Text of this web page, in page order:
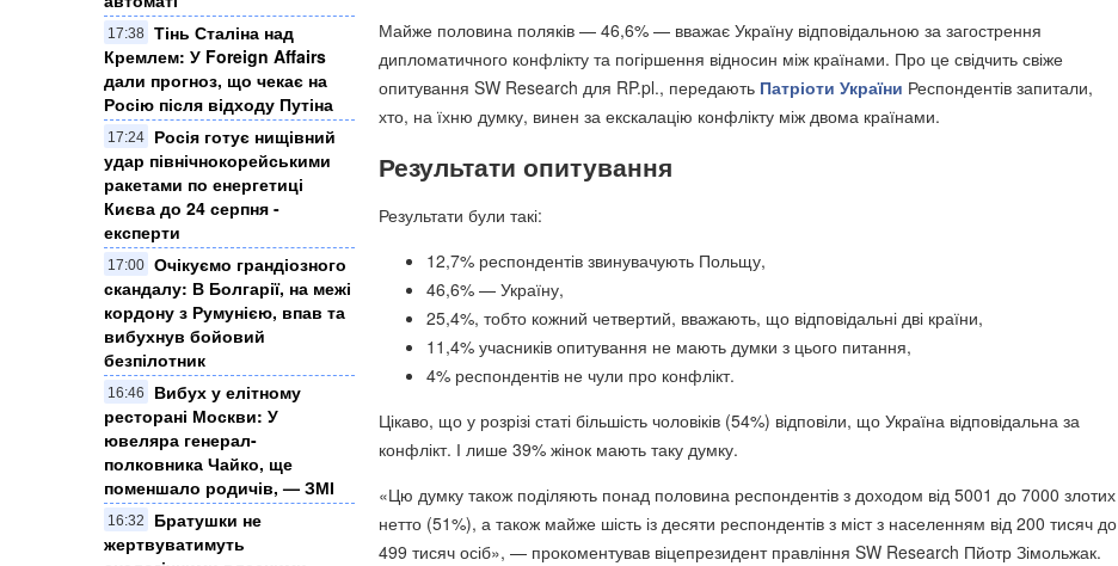
17:38 Тінь Сталіна над
Кремлем: У Foreign Affairs
дали прогноз, що чекає на
Росію після відходу Путіна
17:24
Росія готує нищівний
удар північнокорейськими
ракетами по енергетиці
Києва до 24 серпня -
експерти
17:00 Очікуємо грандіозного
скандалу: В Болгарії, на межі
кордону з Румунією, впав та
вибухнув бойовий
безпілотник
16:46
Вибух у елітному
ресторані Москви: У
ювеляра генерал-
полковника Чайко, ще
поменшало родичів, — ЗМІ
16:32
Братушки не
жертвуватимуть
Майже половина поляків — 46,6% — вважає Україну відповідальною за загострення
дипломатичного конфлікту та погіршення відносин між країнами. Про це свідчить свіже
опитування SW Research для RP.pl., передають Патріоти України Респондентів запитали,
хто, на їхню думку, винен за екскалацію конфлікту між двома країнами.
Результати опитування
Результати були такі:
12,7% респондентів звинувачують Польщу,
46,6% — Україну,
25,4%, тобто кожний четвертий, вважають, що відповідальні дві країни,
11,4% учасників опитування не мають думки з цього питання,
4% респондентів не чули про конфлікт.
Цікаво, що у розрізі статі більшість чоловіків (54%) відповіли, що Україна відповідальна за
конфлікт. І лише 39% жінок мають таку думку.
«Цю думку також поділяють понад половина респондентів з доходом від 5001 до 7000 злотих
нетто (51%), а також майже шість із десяти респондентів з міст з населенням від 200 тисяч до
499 тисяч осіб», — прокоментував віцепрезидент правління SW Research Пйотр Зімольжак.